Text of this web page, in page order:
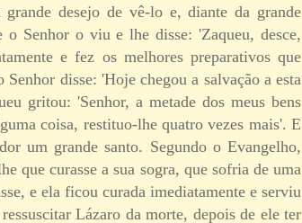
desejo de vê-lo e, diante da grande
Senhor o viu e lhe disse: 'Zaqueu, desce,
e fez os melhores preparativos que
disse: 'Hoje chegou a salvação a esta
gritou: 'Senhor, a metade dos meus bens
coisa, restituo-lhe quatro vezes mais'. E
um grande santo. Segundo o Evangelho,
que curasse a sua sogra, que sofria de uma
e ela ficou curada imediatamente e serviu
Lázaro da morte, depois de ele ter